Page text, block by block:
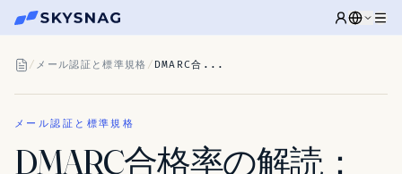
/ メール認証と標準規格 / DMARC合...
メール認証と標準規格
DMARC合格率の解読：